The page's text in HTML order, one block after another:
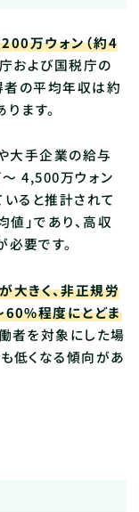
万ウォン（約4
および国税庁の
者の平均年収は約
ます。
大手企業の給与
4,500万ウォン
ると推計されて
値」であり、高収
要です。
大きく、非正規労
程度にとどま
者を対象にした場
低くなる傾向があ